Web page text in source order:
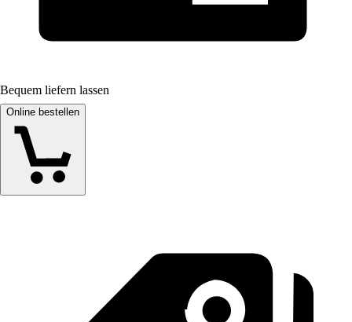
Bequem liefern lassen
Online bestellen